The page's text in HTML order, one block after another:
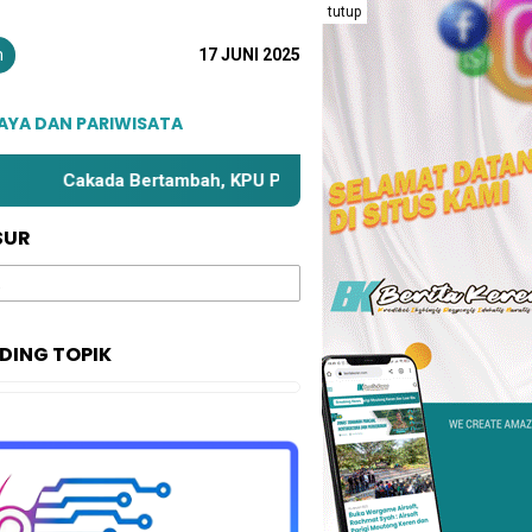
tutup
17 JUNI 2025
DAN PARIWISATA
Cakada Bertambah, KPU Parimo Bahas Kembali Zona
TOPIK